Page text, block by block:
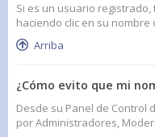
Si es un usuario
haciendo clic en su
Arriba
¿Cómo evito que mi
Desde su Panel de Control
por Administradores,